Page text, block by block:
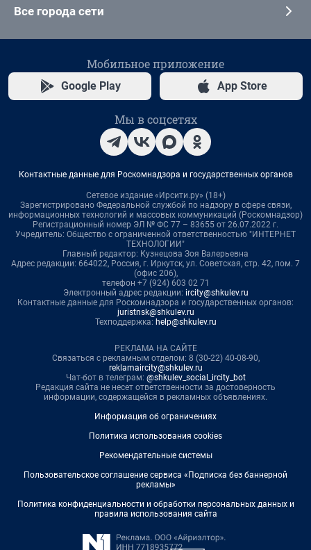
Все города сети
Мобильное приложение
Google Play App Store
Мы в соцсетях
Контактные данные для Роскомнадзора и государственных органов
Сетевое издание «Ирсити.ру» (18+)
Зарегистрировано Федеральной службой по надзору в сфере связи,
информационных технологий и массовых коммуникаций (Роскомнадзор)
Регистрационный номер ЭЛ № ФС 77 – 83655 от 26.07.2022 г.
Учредитель: Общество с ограниченной ответственностью "ИНТЕРНЕТ
ТЕХНОЛОГИИ"
Главный редактор: Кузнецова Зоя Валерьевна
Адрес редакции: 664022, Россия, г. Иркутск, ул. Советская, стр. 42, пом. 7
(офис 206),
телефон +7 (924) 603 02 71
Электронный адрес редакции: ircity@shkulev.ru
Контактные данные для Роскомнадзора и государственных органов:
juristnsk@shkulev.ru
Техподдержка: help@shkulev.ru
РЕКЛАМА НА САЙТЕ
Связаться с рекламным отделом: 8 (30-22) 40-08-90,
reklamaircity@shkulev.ru
Чат-бот в телеграм: @shkulev_social_ircity_bot
Редакция сайта не несет ответственности за достоверность
информации, содержащейся в рекламных объявлениях.
Информация об ограничениях
Политика использования cookies
Рекомендательные системы
Пользовательское соглашение сервиса «Подписка без баннерной
рекламы»
Политика конфиденциальности и обработки персональных данных и
правила использования сайта